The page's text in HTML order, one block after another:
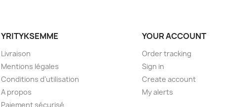
YRITYKSEMME
Livraison
Mentions légales
Conditions d'utilisation
A propos
Paiement sécurisé
YOUR ACCOUNT
Order tracking
Sign in
Create account
My alerts